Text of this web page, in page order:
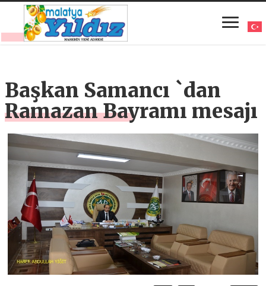
Başkan Samancı `dan
Ramazan Bayramı mesajı